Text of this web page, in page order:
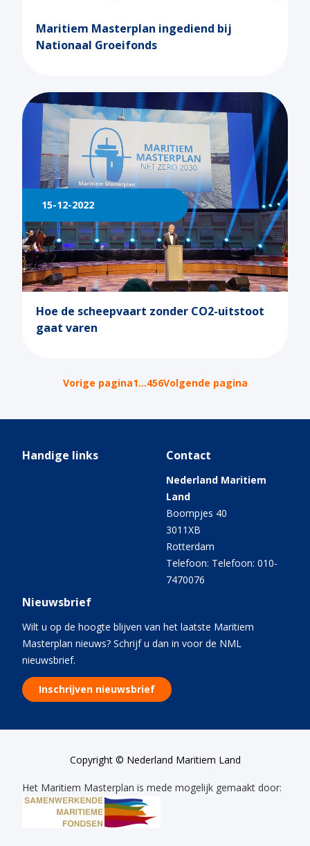
Maritiem Masterplan ingediend bij
Nationaal Groeifonds
15-12-2022
Hoe de scheepvaart zonder CO2-uitstoot
gaat varen
Vorige pagina1…456Volgende pagina
Handige links Contact
Nederland Maritiem
Land
Boompjes 40
3011XB
Rotterdam
Telefoon: Telefoon: 010-
7470076
Nieuwsbrief
Wilt u op de hoogte blijven van het laatste Maritiem
Masterplan nieuws? Schrijf u dan in voor de NML
nieuwsbrief.
Inschrijven nieuwsbrief
Copyright © Nederland Maritiem Land
Het Maritiem Masterplan is mede mogelijk gemaakt door: